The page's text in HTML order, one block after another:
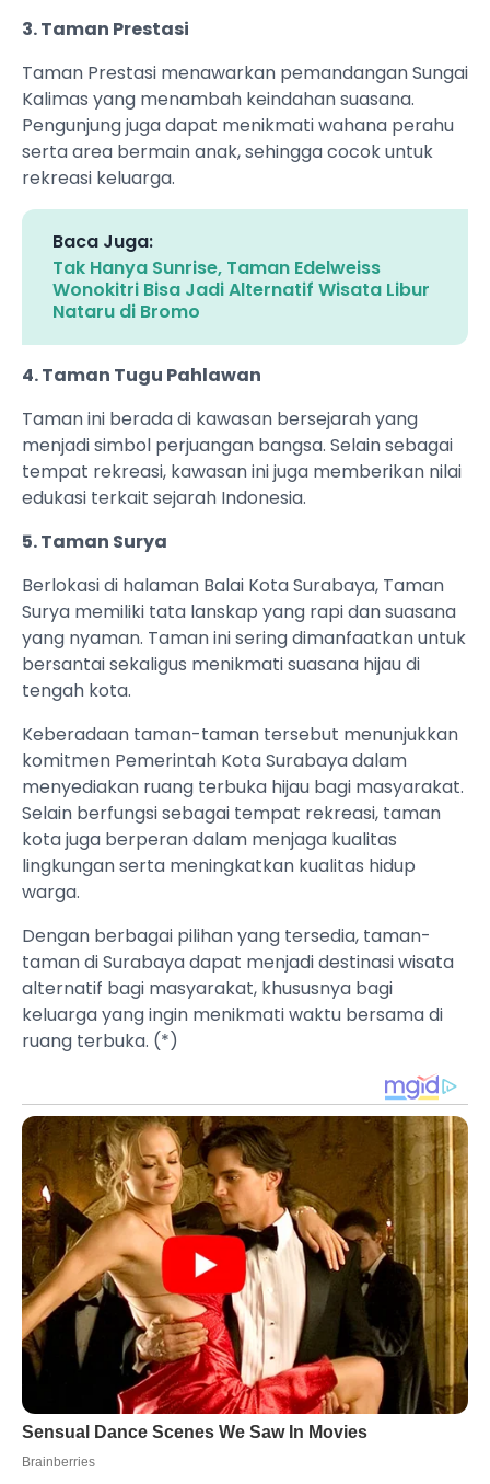
3. Taman Prestasi
Taman Prestasi menawarkan pemandangan Sungai
Kalimas yang menambah keindahan suasana.
Pengunjung juga dapat menikmati wahana perahu
serta area bermain anak, sehingga cocok untuk
rekreasi keluarga.
Baca Juga:
Tak Hanya Sunrise, Taman Edelweiss
Wonokitri Bisa Jadi Alternatif Wisata Libur
Nataru di Bromo
4. Taman Tugu Pahlawan
Taman ini berada di kawasan bersejarah yang
menjadi simbol perjuangan bangsa. Selain sebagai
tempat rekreasi, kawasan ini juga memberikan nilai
edukasi terkait sejarah Indonesia.
5. Taman Surya
Berlokasi di halaman Balai Kota Surabaya, Taman
Surya memiliki tata lanskap yang rapi dan suasana
yang nyaman. Taman ini sering dimanfaatkan untuk
bersantai sekaligus menikmati suasana hijau di
tengah kota.
Keberadaan taman-taman tersebut menunjukkan
komitmen Pemerintah Kota Surabaya dalam
menyediakan ruang terbuka hijau bagi masyarakat.
Selain berfungsi sebagai tempat rekreasi, taman
kota juga berperan dalam menjaga kualitas
lingkungan serta meningkatkan kualitas hidup
warga.
Dengan berbagai pilihan yang tersedia, taman-
taman di Surabaya dapat menjadi destinasi wisata
alternatif bagi masyarakat, khususnya bagi
keluarga yang ingin menikmati waktu bersama di
ruang terbuka. (*)